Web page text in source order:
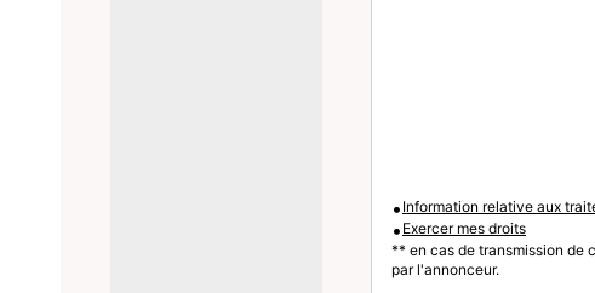
• Information relative aux
• Exercer mes droits
** en cas de transmission de
par l'annonceur.